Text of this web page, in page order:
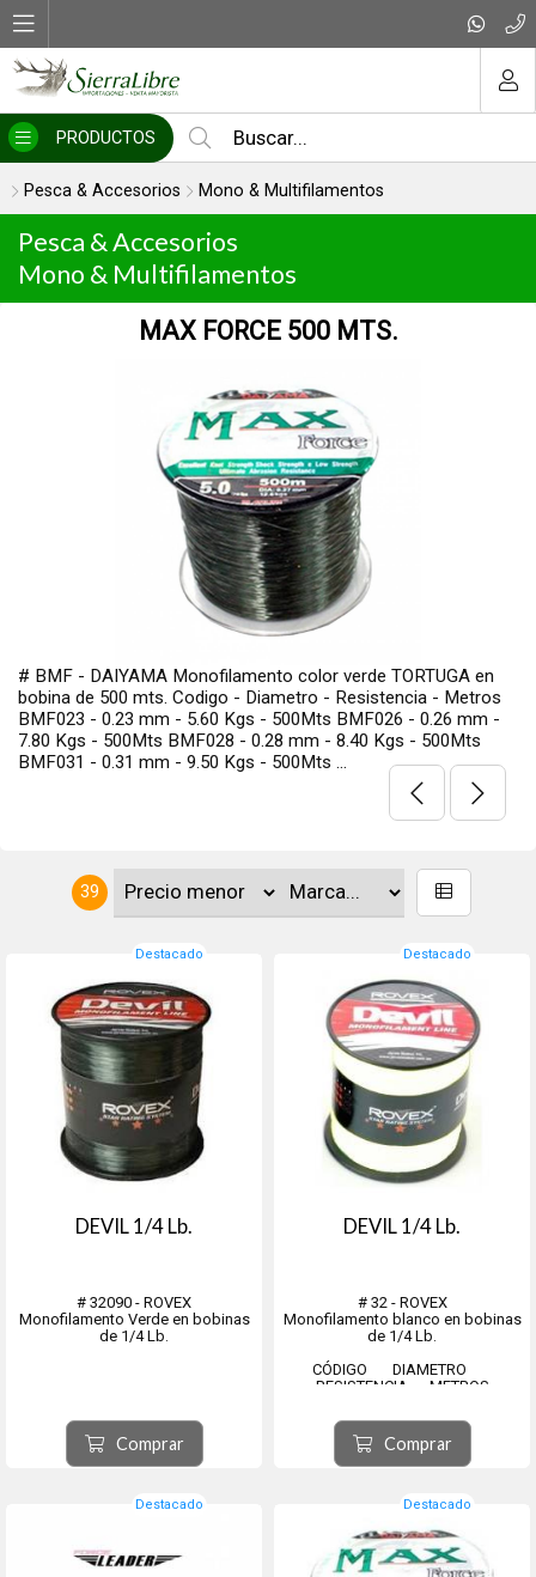
PRODUCTOS
Pesca & Accesorios Mono & Multifilamentos
Pesca & Accesorios
Mono & Multifilamentos
MULTI VE LAGO
# AKVL - Akami Multifilamento Color verde laguna. Bobina
150 mts. Súper Sensible al Pique.
39
Destacado
DEVIL 1/4 Lb.
# 32090 - ROVEX
Monofilamento Verde en bobinas
de 1/4 Lb.
Comprar
Destacado
DEVIL 1/4 Lb.
# 32 - ROVEX
Monofilamento blanco en bobinas
de 1/4 Lb.
CÓDIGO DIAMETRO
RESISTENCIA METROS
Kgs - 1,005 Mts
32085 - 0,40 mm - 9,1
Kgs - 770 Mts
32086 - 0,45 mm - ...
Comprar
Destacado Destacado